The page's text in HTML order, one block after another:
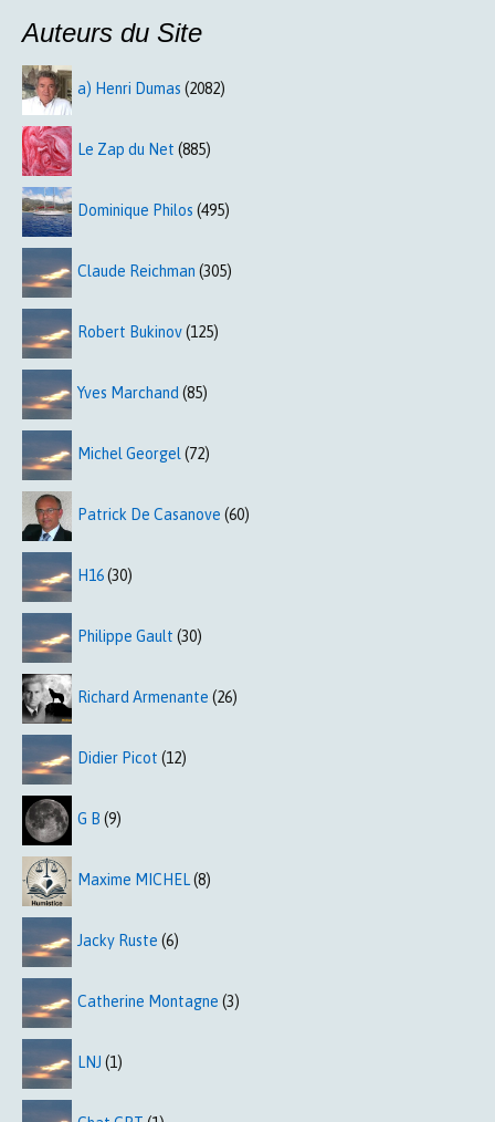
Auteurs du Site
a) Henri Dumas (2082)
Le Zap du Net (885)
Dominique Philos (495)
Claude Reichman (305)
Robert Bukinov(125)
Yves Marchand (85)
Michel Georgel (72)
Patrick De Casanove (60)
H16(30)
Philippe Gault (30)
Richard Armenante (26)
Didier Picot (12)
G B (9)
Maxime MICHEL(8)
Jacky Ruste (6)
Catherine Montagne (3)
LNJ (1)